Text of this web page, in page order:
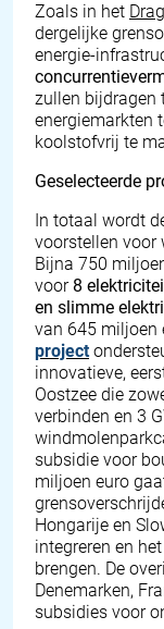
Zoals in het
dergelijke
energie-
zullen bijdragen
energiemarkten
koolstofvrij te
Geselecteerde
In totaal wordt
voorstellen voor
Bijna 750
voor 8
en slimme
van 645 miljoen
project
innovatieve,
Oostzee die
verbinden en 3
subsidie voor
miljoen euro
Hongarije en
integreren en
brengen. De
Denemarken,
subsidies voor